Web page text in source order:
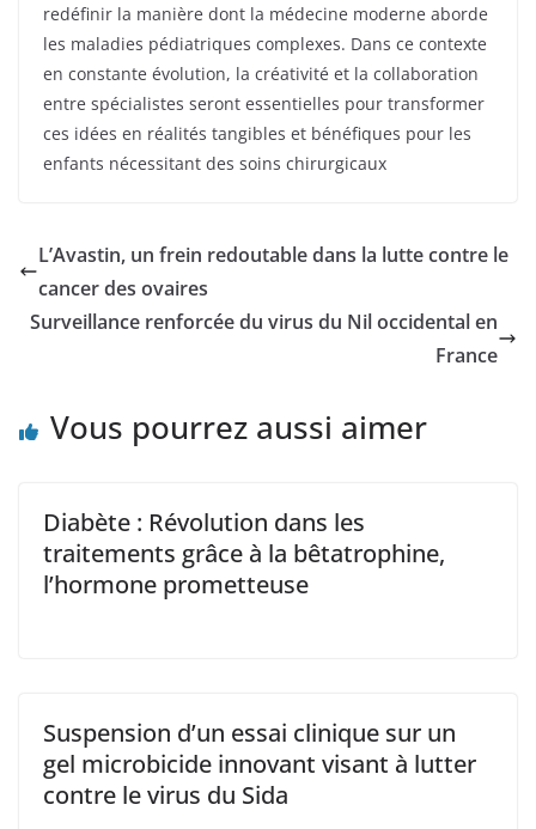
redéfinir la manière dont la médecine moderne aborde
les maladies pédiatriques complexes. Dans ce contexte
en constante évolution, la créativité et la collaboration
entre spécialistes seront essentielles pour transformer
ces idées en réalités tangibles et bénéfiques pour les
enfants nécessitant des soins chirurgicaux
L’Avastin, un frein redoutable dans la lutte contre le
cancer des ovaires
Surveillance renforcée du virus du Nil occidental en
France
Vous pourrez aussi aimer
Diabète : Révolution dans les
traitements grâce à la bêtatrophine,
l’hormone prometteuse
Suspension d’un essai clinique sur un
gel microbicide innovant visant à lutter
contre le virus du Sida